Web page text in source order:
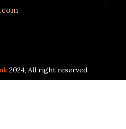
2024, All right reserved.